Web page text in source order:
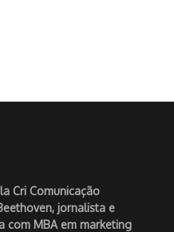
Cri Comunicação
jornalista e
com MBA em marketing